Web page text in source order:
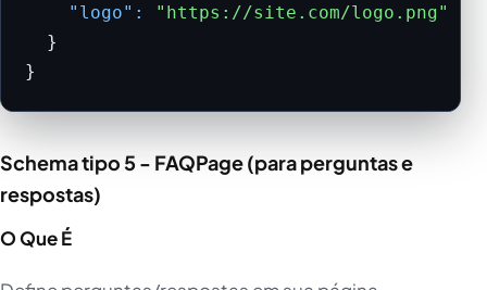
"logo":
"https://site.com/logo.png"
  }
}
Schema tipo 5 - FAQPage (para perguntas e
respostas)
O Que É